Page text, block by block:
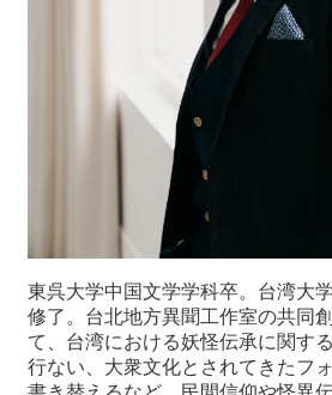
東呉大学中国文学学科卒。台湾大
修了。台北地方異聞工作室の共同
て、台湾における妖怪伝承に関す
行ない、大衆文化とされてきたフ